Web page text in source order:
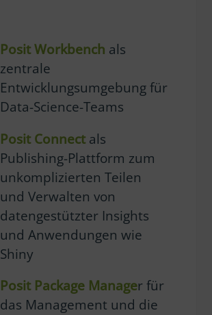
Posit Workbench als
zentrale
Entwicklungsumgebung für
Data-Science-Teams
Posit Connect als
Publishing-Plattform zum
unkomplizierten Teilen
und Verwalten von
datengestützter Insights
und Anwendungen wie
Shiny
Posit Package Manager für
das Management und die